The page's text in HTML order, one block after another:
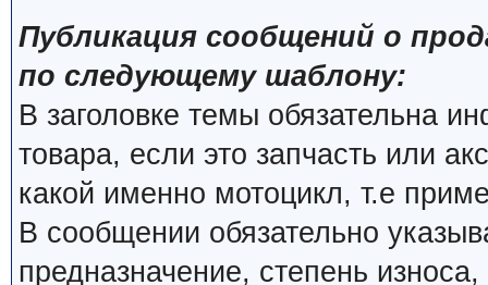
Публикация сообщений о
по следующему шаблону:
В заголовке темы обязательна
товара, если это запчасть или
какой именно мотоцикл, т.е
В сообщении обязательно
предназначение, степень